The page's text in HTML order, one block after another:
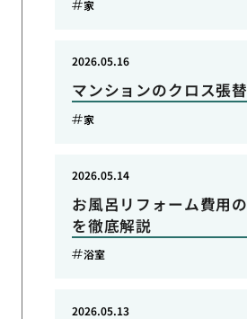
家
マンションのクロス張
2026.05.16
家
お風呂リフォーム費用
を徹底解説
2026.05.14
浴室
2026.05.13